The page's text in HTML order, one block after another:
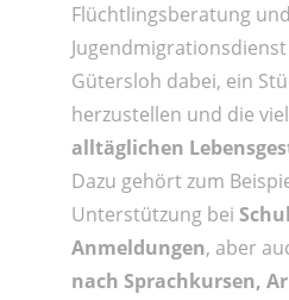
Flüchtlingsberatung
Gütersloh dabei, ein
herzustellen und die
alltäglichen
Dazu gehört zum
Unterstützung bei
Anmeldungen, aber
nach Sprachkursen,